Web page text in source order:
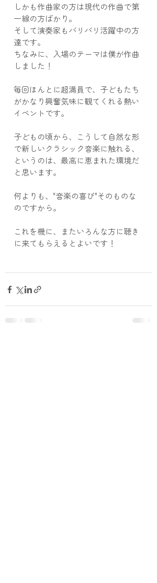
しかも作曲家の方は現代の作曲で第
一線の方ばかり。
そして演奏家もバリバリ活躍中の方
達です。
ちなみに、入場のテーマは僕が作曲
しました！
毎回ほんとに超満員で、子どもたち
がかなり興奮気味に観てくれる熱い
イベントです。
子どもの頃から、こうして自然な形
で新しいクラシック音楽に触れる、
というのは、最高に恵まれた環境だ
と思います。
何よりも、"音楽の喜び"そのものな
のですから。
これを機に、またいろんな方に聴き
に来てもらえるとよいです！